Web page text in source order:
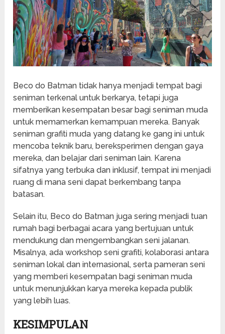
Beco do Batman tidak hanya menjadi tempat bagi
seniman terkenal untuk berkarya, tetapi juga
memberikan kesempatan besar bagi seniman muda
untuk memamerkan kemampuan mereka. Banyak
seniman grafiti muda yang datang ke gang ini untuk
mencoba teknik baru, bereksperimen dengan gaya
mereka, dan belajar dari seniman lain. Karena
sifatnya yang terbuka dan inklusif, tempat ini menjadi
ruang di mana seni dapat berkembang tanpa
batasan.
Selain itu, Beco do Batman juga sering menjadi tuan
rumah bagi berbagai acara yang bertujuan untuk
mendukung dan mengembangkan seni jalanan.
Misalnya, ada workshop seni grafiti, kolaborasi antara
seniman lokal dan internasional, serta pameran seni
yang memberi kesempatan bagi seniman muda
untuk menunjukkan karya mereka kepada publik
yang lebih luas.
KESIMPULAN